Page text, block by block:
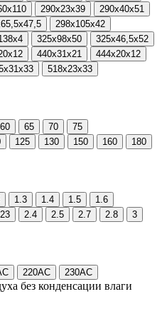
290x23x39
290x40x51
298x105x42
325x98x50
325x46,5x52
440x31x21
444x20x12
518x23x33
60 65 70
75
125 130 150 160
180
1.3 1.4 1.5
1.6
2.4 2.5 2.7 2.8
3
220AC 230AC
без конденсации влаги